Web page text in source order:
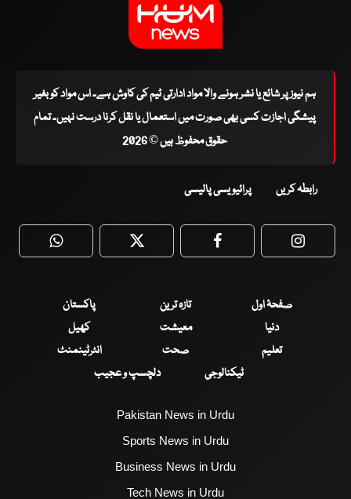
ہم نیوز پر شائع یا نشر ہونے والا مواد ادارتی ٹیم کی کاوش ہے۔ اس مواد کو بغیر
پیشگی اجازت کسی بھی صورت میں استعمال یا نقل کرنا درست نہیں۔ تمام
حقوق محفوظ ہیں © 2026
رابطہ کریں پرائیویسی پالیسی
WhatsApp Twitter Facebook
صفحۂ اول تازہ ترین
پاکستان
دنیا
معیشت
کھیل
تعلیم
صحت
انٹرٹینمنٹ
ٹیکنالوجی
دلچسپ و عجیب
Pakistan News in Urdu
Sports News in Urdu
Business News in Urdu
Tech News in Urdu